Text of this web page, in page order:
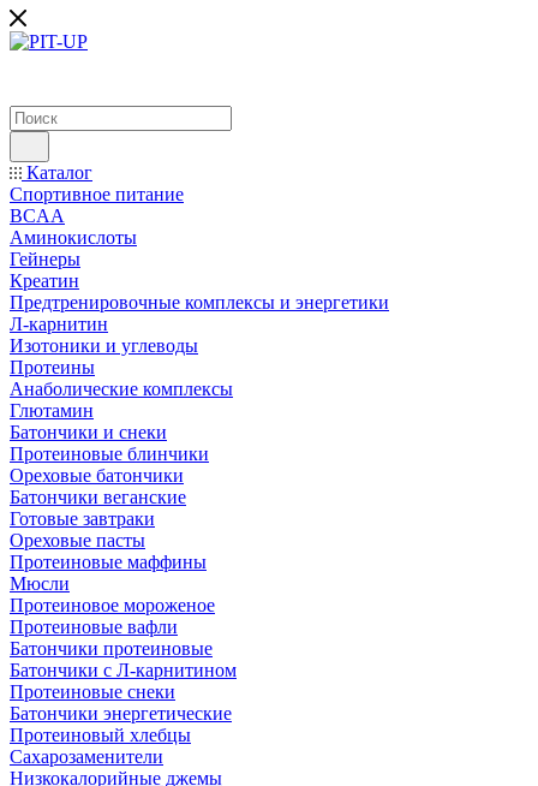
Каталог
Спортивное питание
BCAA
Аминокислоты
Гейнеры
Креатин
Предтренировочные комплексы и энергетики
Л-карнитин
Изотоники и углеводы
Протеины
Анаболические комплексы
Глютамин
Батончики и снеки
Протеиновые блинчики
Ореховые батончики
Батончики веганские
Готовые завтраки
Ореховые пасты
Протеиновые маффины
Мюсли
Протеиновое мороженое
Протеиновые вафли
Батончики протеиновые
Батончики с Л-карнитином
Протеиновые снеки
Батончики энергетические
Протеиновый хлебцы
Сахарозаменители
Низкокалорийные джемы